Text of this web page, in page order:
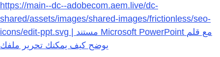
https://main--dc--adobecom.aem.live/dc-
shared/assets/images/shared-images/frictionless/seo-
icons/edit-ppt.svg | مستند Microsoft PowerPoint مع قلم
يوضح كيف يمكنك تحرير ملفك